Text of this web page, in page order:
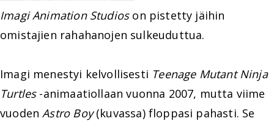
Imagi Animation Studioson pistetty jäihin
omistajien rahahanojen sulkeuduttua.
Imagi menestyi kelvollisesti Teenage Mutant Ninja
Turtles-animaatiollaan vuonna 2007, mutta viime
vuodenAstro Boy(kuvassa) floppasi pahasti. Se